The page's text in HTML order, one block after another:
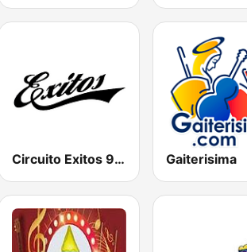
Circuito Exitos 99.9 FM Gaiterisima